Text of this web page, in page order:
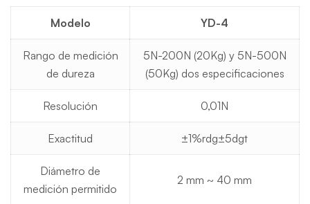
Modelo YD-4
Rango de medición
de dureza
5N-200N (20Kg) y 5N-500N
(50Kg) dos especificaciones
Resolución 0,01N
Exactitud ±1%rdg±5dgt
Diámetro de
medición permitido
2 mm ~ 40 mm